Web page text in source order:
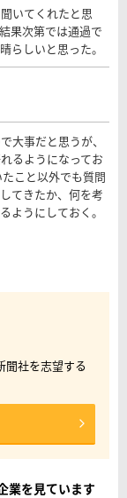
いてくれたと思
果次第では通過で
らしいと思った。
大事だと思うが、
るようになってお
こと以外でも質問
てきたか、何を考
ようにしておく。
聞社を志望する
業を見ています